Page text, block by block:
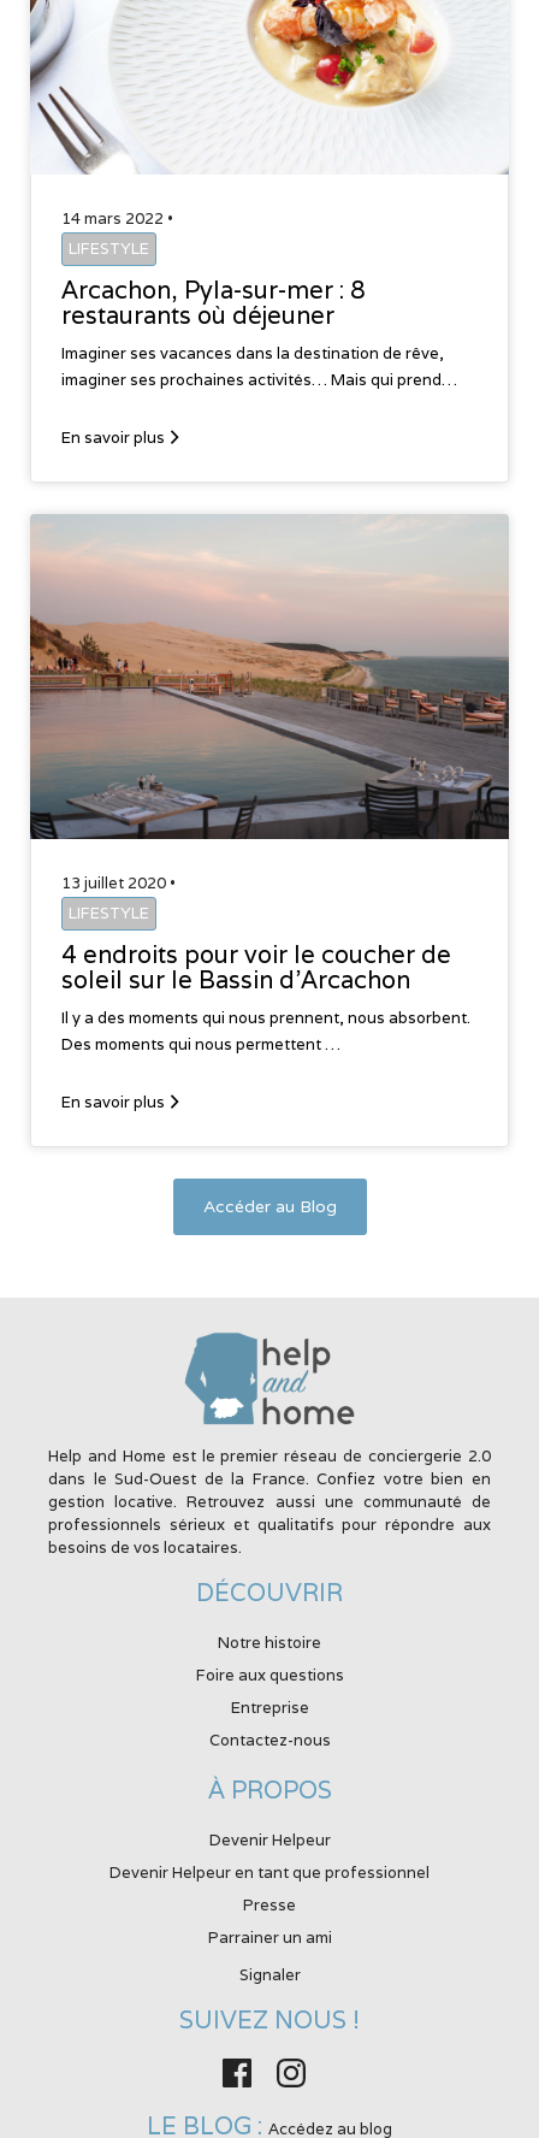
14 mars 2022 •
LIFESTYLE
Arcachon, Pyla-sur-mer : 8
restaurants où déjeuner
Imaginer ses vacances dans la destination de rêve,
imaginer ses prochaines activités… Mais qui prend…
En savoir plus
13 juillet 2020 •
LIFESTYLE
4 endroits pour voir le coucher de
soleil sur le Bassin d’Arcachon
Il y a des moments qui nous prennent, nous absorbent.
Des moments qui nous permettent …
En savoir plus
Accéder au Blog
Help and Home est le premier réseau de conciergerie 2.0
dans le Sud-Ouest de la France. Confiez votre bien en
gestion locative. Retrouvez aussi une communauté de
professionnels sérieux et qualitatifs pour répondre aux
besoins de vos locataires.
DÉCOUVRIR
Notre histoire
Foire aux questions
Entreprise
Contactez-nous
À PROPOS
Devenir Helpeur
Devenir Helpeur en tant que professionnel
Presse
Parrainer un ami
Signaler
SUIVEZ NOUS !
FacebookInstagram
LE BLOG : Accédez au blog